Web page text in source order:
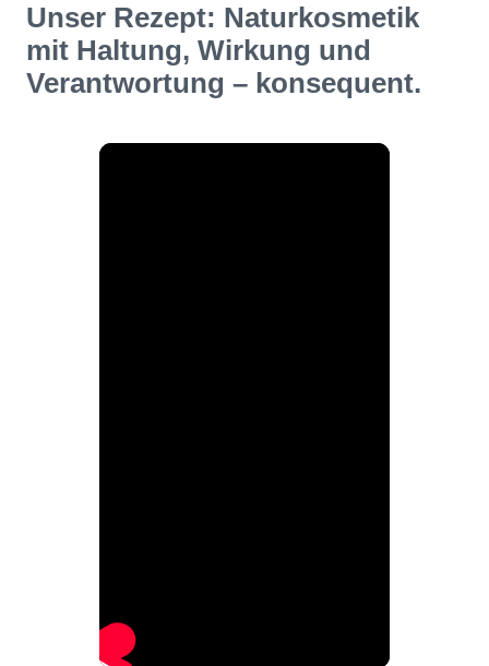
Unser Rezept: Naturkosmetik
mit Haltung, Wirkung und
Verantwortung – konsequent.